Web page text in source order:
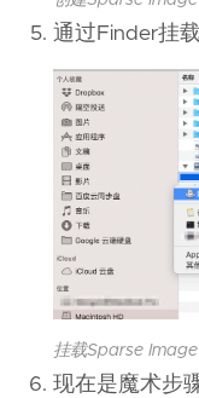
通过Finder挂
挂载Sparse Image
现在是魔术步